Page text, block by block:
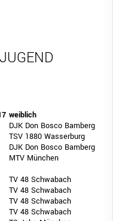
weiblich
DJK Don Bosco Bamberg
TSV 1880 Wasserburg
DJK Don Bosco Bamberg
MTV München
TV 48 Schwabach
TV 48 Schwabach
TV 48 Schwabach
TV 48 Schwabach